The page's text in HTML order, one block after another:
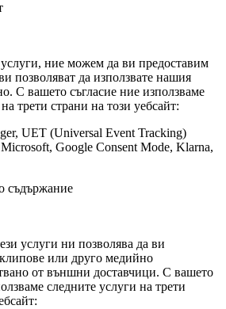
ние можем да ви предоставим
позволяват да използвате нашия
С вашето съгласие ние използваме
трети страни на този уебсайт:
UET (Universal Event Tracking)
Google Consent Mode, Klarna,
съдържание
услуги ни позволява да ви
или друго медийно
от външни доставчици. С вашето
следните услуги на трети